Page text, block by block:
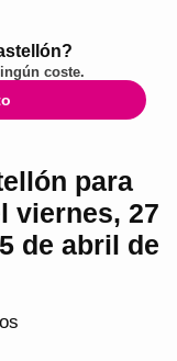
coste.
para
viernes, 27
de abril de
s